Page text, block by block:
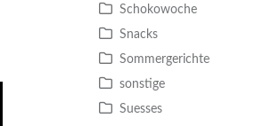
Schokowoche
Snacks
Sommergerichte
sonstige
Suesses